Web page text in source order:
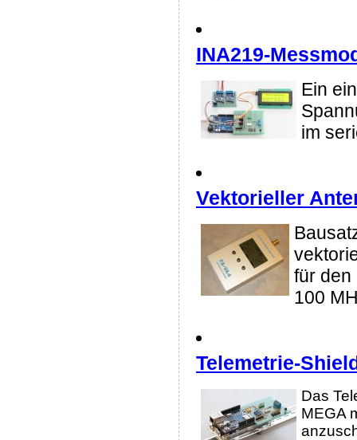
INA219-
Ein
im
Vektorieller
für den
100
Telemetrie-
Das
MEGA